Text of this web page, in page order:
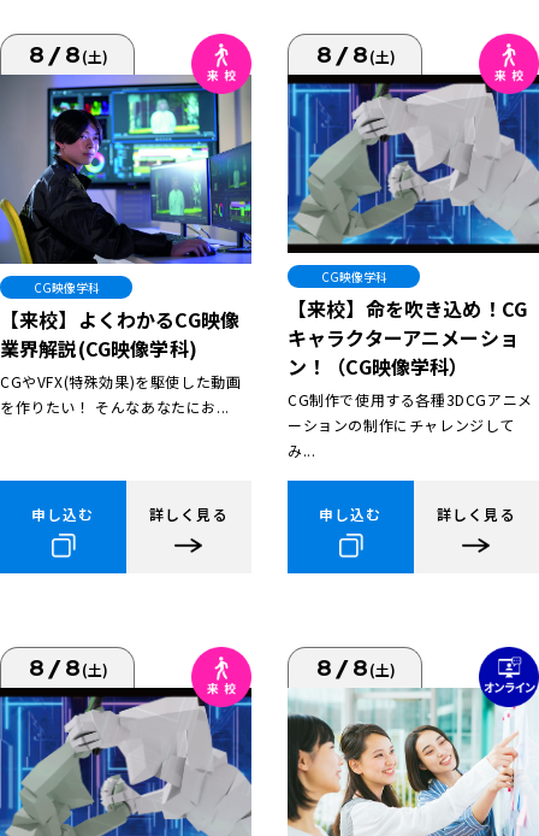
8/8(土)
CG映像学科
【来校】よくわかるCG映像
業界解説(CG映像学科)
CGやVFX(特殊効果)を駆使した動画
を作りたい！ そんなあなたにお...
申し込む 詳しく見る
8/8(土)
CG映像学科
【来校】命を吹き込め！CG
キャラクターアニメーショ
ン！（CG映像学科）
CG制作で使用する各種3DCGアニメ
ーションの制作にチャレンジして
み...
申し込む 詳しく見る
8/8(土) 8/8(土)